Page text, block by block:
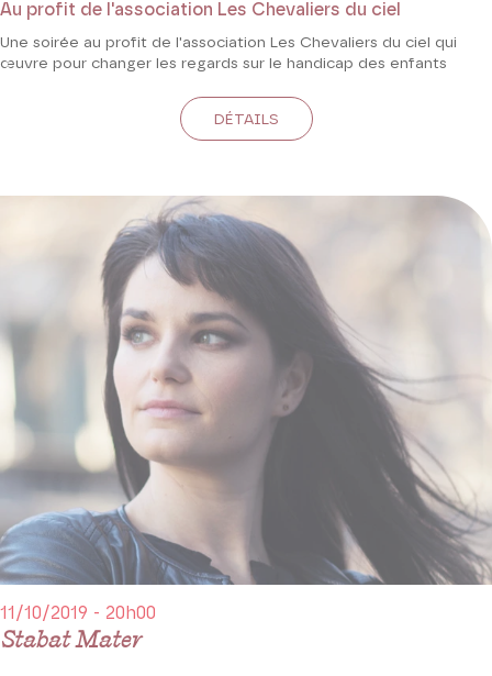
Au profit de l'association Les Chevaliers du ciel
Une soirée au profit de l'association Les Chevaliers du ciel qui
œuvre pour changer les regards sur le handicap des enfants
DÉTAILS
Stabat Mater
11/10/2019 - 20h00